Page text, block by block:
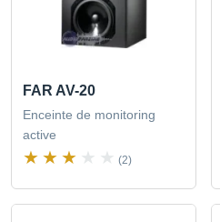
FAR AV-20
Enceinte de monitoring
active
(2)